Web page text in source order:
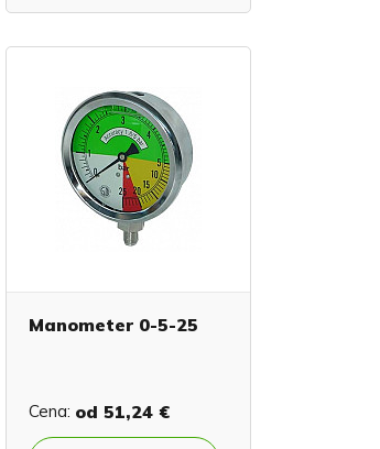
Manometer 0-5-25
Cena: od 51,24 €